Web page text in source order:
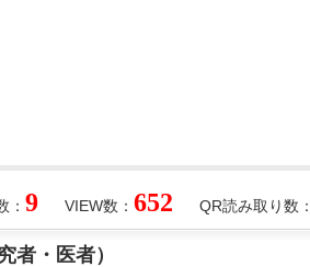
QR読み取り数：
VIEW数： 652
： 9
者・医者）